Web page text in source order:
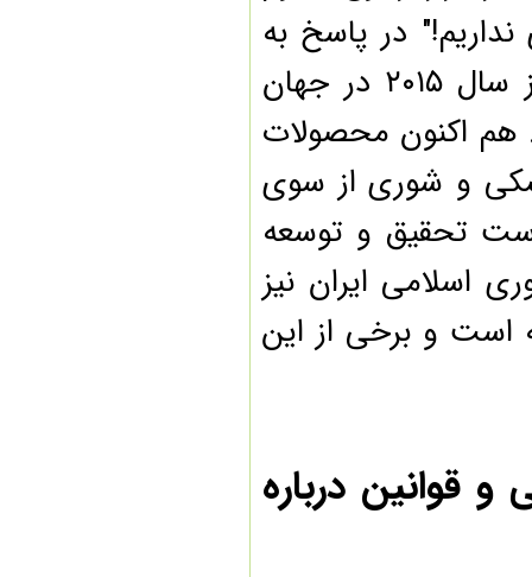
در پاسخ به
این شبهه باید گفت ذرت متحمل به خشکی از سال ۲۰۱۵ در جهان
اکنون محصولات
و شوری از سوی
تحقیق و توسعه
ایران نیز
و برخی از این
درباره